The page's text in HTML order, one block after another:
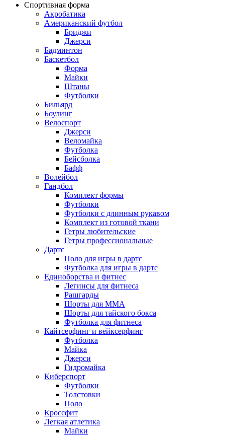
Спортивная форма
Акробатика
Американский футбол
Бриджи
Джерси
Бадминтон
Баскетбол
Форма
Майки
Штаны
Футболки
Бильярд
Боулинг
Велоспорт
Джерси
Веломайка
Футболка
Бейсболка
Бафф
Волейбол
Гандбол
Комплект формы
Футболки
Футболки с длинным рукавом
Комплект из готовой ткани
Гетры любительские
Гетры профессиональные
Дартс
Поло для игры в дартс
Футболка для игры в дартс
Единоборства и фитнес
Легинсы для фитнеса
Рашгарды
Шорты для MMA
Шорты для тайского бокса
Футболка для фитнеса
Кайтсерфинг и вейксерфинг
Футболка
Майка
Джерси
Гидромайка
Киберспорт
Футболки
Толстовки
Поло
Кроссфит
Легкая атлетика
Майки